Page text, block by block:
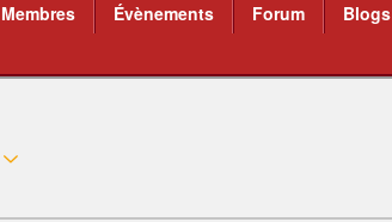
Membres Évènements Forum Blogs